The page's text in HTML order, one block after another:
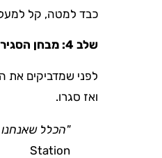
כבד למטה, קל למעלה
שלב 4: מבחן הסגירה
לפני שמדביקים את
ואז סגרו.
"הכלל שאנחנו
Station